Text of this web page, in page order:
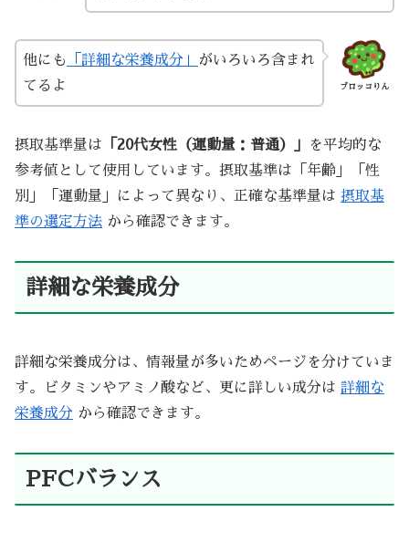
ブロッコりん
他にも 「詳細な栄養成分」
がいろいろ含まれ
てるよ
摂取基準量は 「20代女性（運動量：普通）」
を平均的な
参考値として使用しています。摂取基準は「年齢」「性
別」「運動量」によって異なり、正確な基準量は 摂取基
準の選定方法 から確認できます。
詳細な栄養成分
詳細な栄養成分は、情報量が多いためページを分けていま
す。ビタミンやアミノ酸など、更に詳しい成分は 詳細な
栄養成分 から確認できます。
PFCバランス